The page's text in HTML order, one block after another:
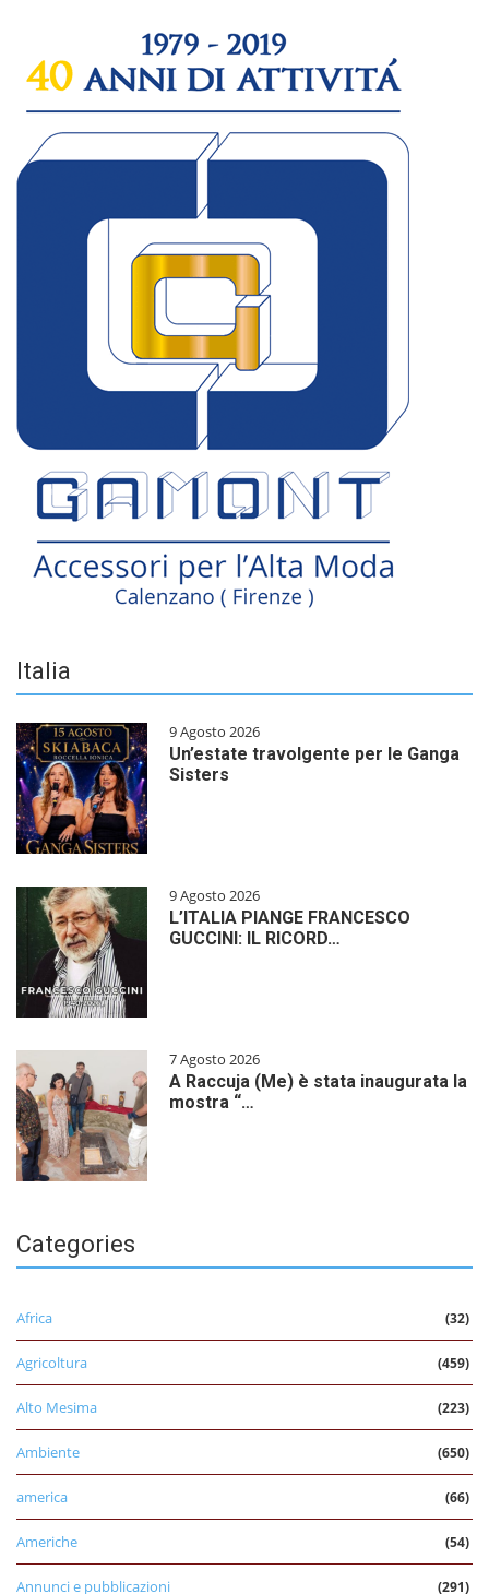
Italia
9 Agosto 2026
Un’estate travolgente per le Ganga
Sisters
9 Agosto 2026
L’ITALIA PIANGE FRANCESCO
GUCCINI: IL RICORD…
7 Agosto 2026
A Raccuja (Me) è stata inaugurata la
mostra “…
Categories
Africa (32)
Agricoltura (459)
Alto Mesima (223)
Ambiente (650)
america (66)
Americhe (54)
Annunci e pubblicazioni (291)